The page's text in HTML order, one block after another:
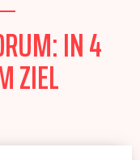
IN 4
ZIEL